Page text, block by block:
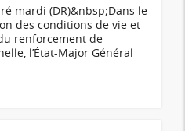
mardi (DR)&nbsp;Dans le
des conditions de vie et
renforcement de
l’État-Major Général